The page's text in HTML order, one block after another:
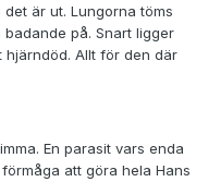
är ut. Lungorna töms
på. Snart ligger
hjärndöd. Allt för den där
En parasit vars enda
att göra hela Hans